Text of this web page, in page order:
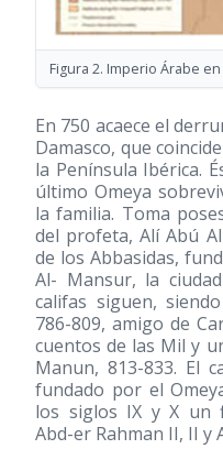
Figura 2. Imperio Árabe
En 750 acaece el
Damasco, que
la Península Ibérica.
último Omeya
la familia. Toma
del profeta, Alí Abú
de los Abbasidas,
Al- Mansur, la
califas siguen,
786-809, amigo de
cuentos de las Mil y
Manun, 813-833. El
fundado por el
los siglos IX y X un
Abd-er Rahman II, II y